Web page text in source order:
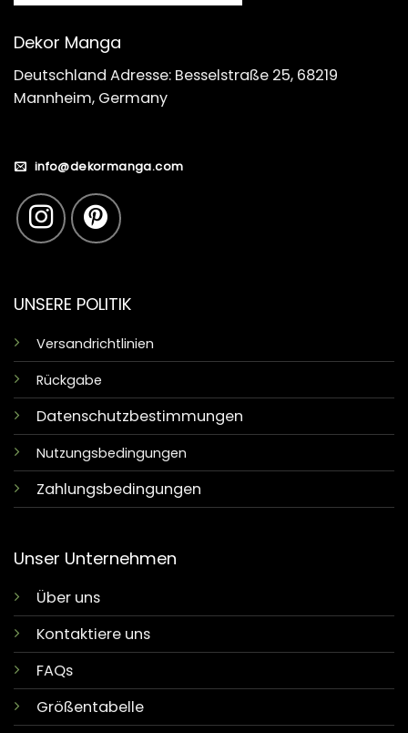
Dekor Manga
Deutschland Adresse: Besselstraße 25, 68219
Mannheim, Germany
info@dekormanga.com
UNSERE POLITIK
Versandrichtlinien
Rückgabe
Datenschutzbestimmungen
Nutzungsbedingungen
Zahlungsbedingungen
Unser Unternehmen
Über uns
Kontaktiere uns
FAQs
Größentabelle